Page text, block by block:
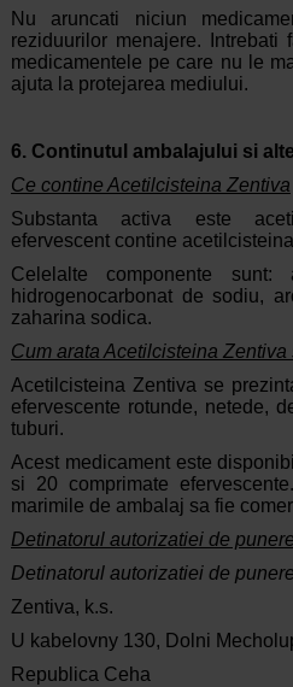
Nu aruncati niciun
reziduurilor menajere. Intrebati
medicamentele pe care nu le
ajuta la protejarea mediului.
6. Continutul ambalajului si
Ce contine Acetilcisteina Zentiva
Substanta activa este
efervescent contine
Celelalte componente sunt:
hidrogenocarbonat de sodiu,
zaharina sodica.
Cum arata Acetilcisteina
Acetilcisteina Zentiva se
efervescente rotunde, netede,
tuburi.
Acest medicament este
si 20 comprimate
marimile de ambalaj sa fie
Detinatorul autorizatiei de
Detinatorul autorizatiei de
Zentiva, k.s.
U kabelovny 130, Dolni
Republica Ceha